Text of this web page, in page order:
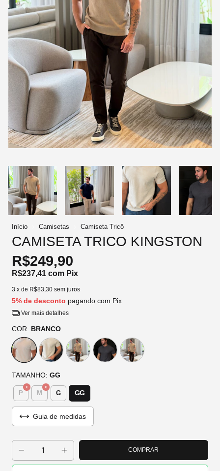
Início Camisetas Camiseta Tricô
CAMISETA TRICO KINGSTON
R$249,90
R$237,41 com Pix
3 x de R$83,30 sem juros
5% de desconto pagando com Pix
Ver mais detalhes
COR: BRANCO
TAMANHO: GG
P M G GG
Guia de medidas